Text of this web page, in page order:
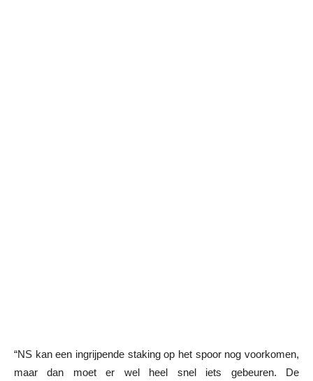
“NS kan een ingrijpende staking op het spoor nog voorkomen,
maar dan moet er wel heel snel iets gebeuren. De